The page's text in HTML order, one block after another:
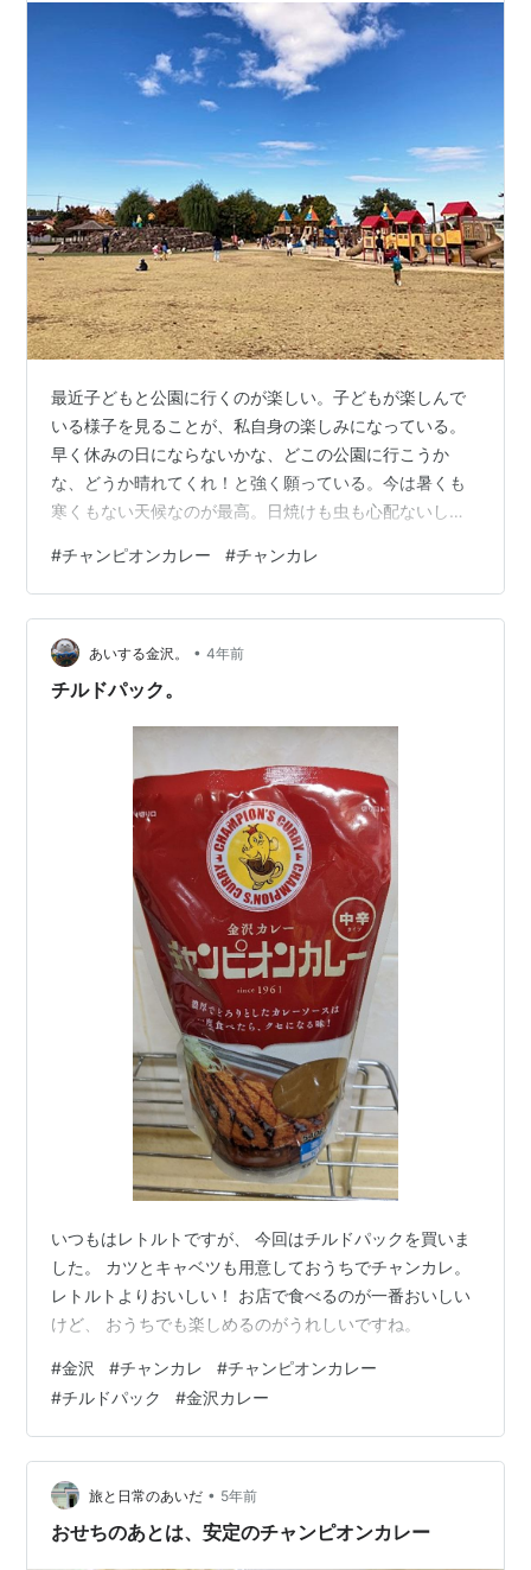
最近子どもと公園に行くのが楽しい。子どもが楽しんで
いる様子を見ることが、私自身の楽しみになっている。
早く休みの日にならないかな、どこの公園に行こうか
な、どうか晴れてくれ！と強く願っている。今は暑くも
寒くもない天候なのが最高。日焼けも虫も心配ないし、
べるようになっていて、それが本人にも私にも楽しい要
因のひとつ。高さのあるすべり台とかアスレチックと
か、以前は「そもそも興味をもたない」「やってみたい
けど難しくて怖い」「興味はあるけど体力が追いつかな
い」場面が多かった。「おかあさんも一緒に来て」「お
#チャンピオンカレー #チャンカレ
あいする金沢。 • 4年前
チルドパック。
いつもはレトルトですが、 今回はチルドパックを買いま
した。 カツとキャベツも用意しておうちでチャンカレ。
レトルトよりおいしい！ お店で食べるのが一番おいしい
けど、 おうちでも楽しめるのがうれしいですね。
#金沢 #チャンカレ #チャンピオンカレー
#チルドパック #金沢カレー
旅と日常のあいだ • 5年前
おせちのあとは、安定のチャンピオンカレー